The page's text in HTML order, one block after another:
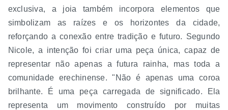
exclusiva, a joia também incorpora elementos que
simbolizam as raízes e os horizontes da cidade,
reforçando a conexão entre tradição e futuro. Segundo
Nicole, a intenção foi criar uma peça única, capaz de
representar não apenas a futura rainha, mas toda a
comunidade erechinense. "Não é apenas uma coroa
brilhante. É uma peça carregada de significado. Ela
representa um movimento construído por muitas